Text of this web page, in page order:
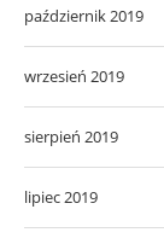
październik 2019
wrzesień 2019
sierpień 2019
lipiec 2019